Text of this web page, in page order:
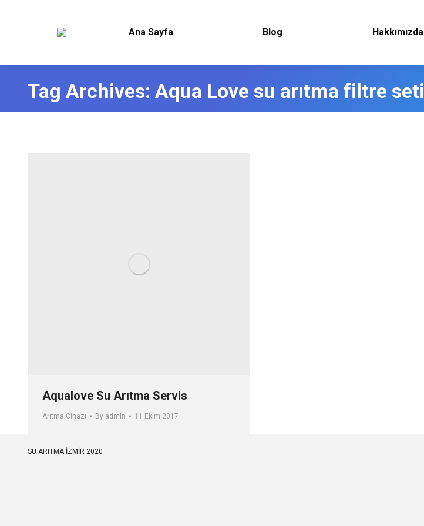
Ana Sayfa Blog Hakkımızda
Tag Archives: Aqua Love su arıtma filtre seti
Aqualove Su Arıtma Servis
Arıtma Cihazı By admin 11 Ekim 2017
SU ARITMA İZMİR 2020